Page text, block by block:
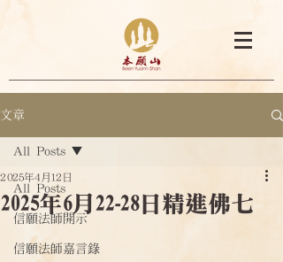
文章
All Posts
信願法師開示
信願法師嘉言錄
All Posts
2025年6月22-28日精進佛七
2025年4月12日